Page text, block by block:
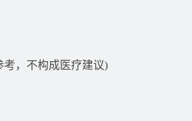
，不构成医疗建议)